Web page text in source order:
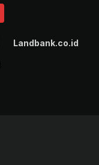
Landbank.co.id